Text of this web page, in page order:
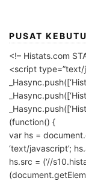
PUSAT
<!– Histats.com
<script type=”text/
(function() {
var hs =
‘text/javascript’;
hs.src = (‘//